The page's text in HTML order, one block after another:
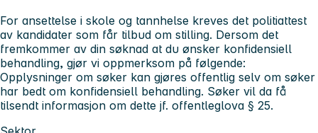
For ansettelse i skole og tannhelse kreves det politiattest
av kandidater som får tilbud om stilling. Dersom det
fremkommer av din søknad at du ønsker konfidensiell
behandling, gjør vi oppmerksom på følgende:
Opplysninger om søker kan gjøres offentlig selv om søker
har bedt om konfidensiell behandling. Søker vil da få
tilsendt informasjon om dette jf. offentleglova § 25.